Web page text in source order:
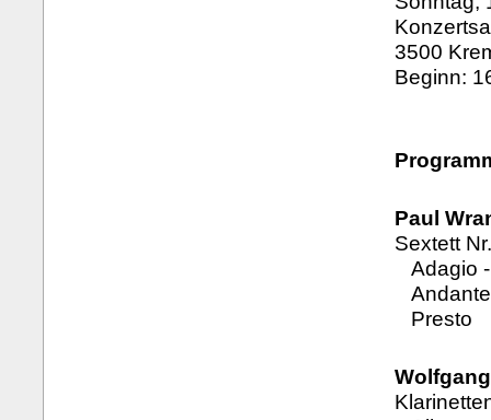
3500
Beginn:
Paul
Sextett
Adagio
Andante
Presto